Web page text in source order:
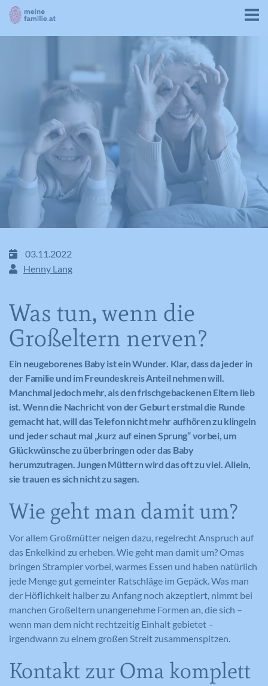
03.11.2022
Henny Lang
Was tun, wenn die
Großeltern nerven?
Ein neugeborenes Baby ist ein Wunder. Klar, dass da jeder in
der Familie und im Freundeskreis Anteil nehmen will.
Manchmal jedoch mehr, als den frischgebackenen Eltern lieb
ist. Wenn die Nachricht von der Geburt erstmal die Runde
gemacht hat, will das Telefon nicht mehr aufhören zu klingeln
und jeder schaut mal „kurz auf einen Sprung“ vorbei, um
Glückwünsche zu überbringen oder das Baby
herumzutragen. Jungen Müttern wird das oft zu viel. Allein,
sie trauen es sich nicht zu sagen.
Wie geht man damit um?
Vor allem Großmütter neigen dazu, regelrecht Anspruch auf
das Enkelkind zu erheben. Wie geht man damit um? Omas
bringen Strampler vorbei, warmes Essen und haben natürlich
jede Menge gut gemeinter Ratschläge im Gepäck. Was man
der Höflichkeit halber zu Anfang noch akzeptiert, nimmt bei
manchen Großeltern unangenehme Formen an, die sich –
wenn man dem nicht rechtzeitig Einhalt gebietet –
irgendwann zu einem großen Streit zusammenspitzen.
Kontakt zur Oma komplett